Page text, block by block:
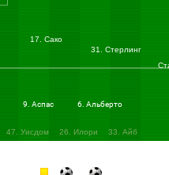
17. Сако
31. Стерлинг
9. Аспас 6. Альберто
47. Уисдом 26. Илори 33. Айб